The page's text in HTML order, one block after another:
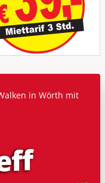
in Wörth mit